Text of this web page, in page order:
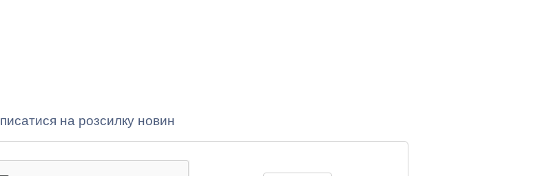
на розсилку новин